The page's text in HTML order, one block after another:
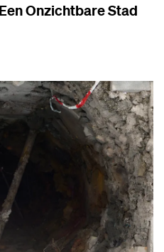
Onzichtbare Stad